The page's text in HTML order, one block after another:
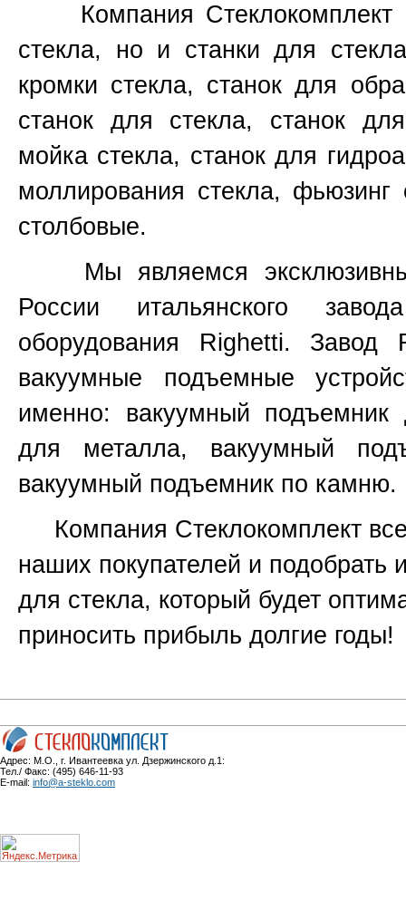
Компания Стеклокомплект
стекла, но и станки для
кромки стекла, станок для
станок для стекла, станок
мойка стекла, станок для
моллирования стекла,
столбовые.
Мы являемся
России итальянского
оборудования Righetti. Завод
вакуумные подъемные
именно: вакуумный
для металла, вакуумный
вакуумный подъемник по камню.
Компания Стеклокомплект
наших покупателей и подобрать
для стекла, который будет
приносить прибыль долгие годы!
Адрес: М.О., г. Ивантеевка ул. Дзержинского д.1:
Тел./ Факс: (495) 646-11-93
E-mail: info@a-steklo.com